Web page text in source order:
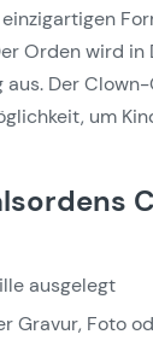
Orden wird
Der
um
ausgelegt
Gravur, Foto